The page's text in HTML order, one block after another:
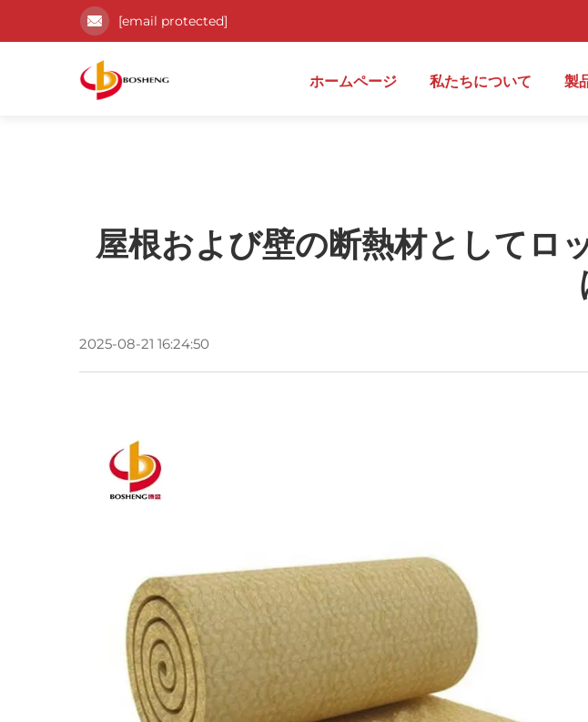
[email protected]
ホームページ 私たちについて 製
屋根および壁の断熱材としてロ
2025-08-21 16:24:50